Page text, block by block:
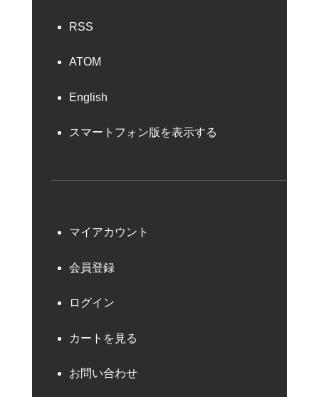
RSS
ATOM
English
スマートフォン版を表示する
マイアカウント
会員登録
ログイン
カートを見る
お問い合わせ